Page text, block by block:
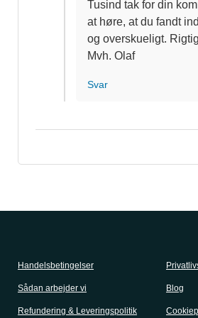
Tusind tak for din
at høre, at du fandt
og overskueligt.
Mvh. Olaf
Svar
Handelsbetingelser
Sådan arbejder vi Blog
Refundering & Leveringspolitik